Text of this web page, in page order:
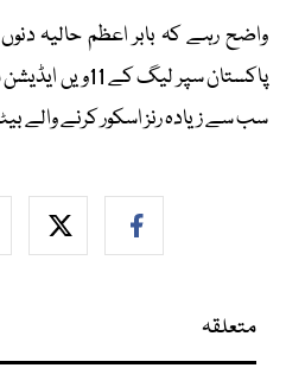
واضح رہے کہ بابر اعظم حالیہ دنوں
سب سے زیادہ رنز اسکور کرنے والے
متعلقہ